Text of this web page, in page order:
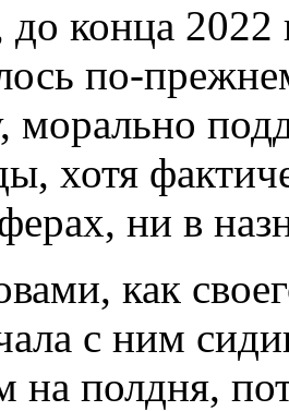
конца 2022
по-
морально
хотя
ни в
как
с ним
на полдня,